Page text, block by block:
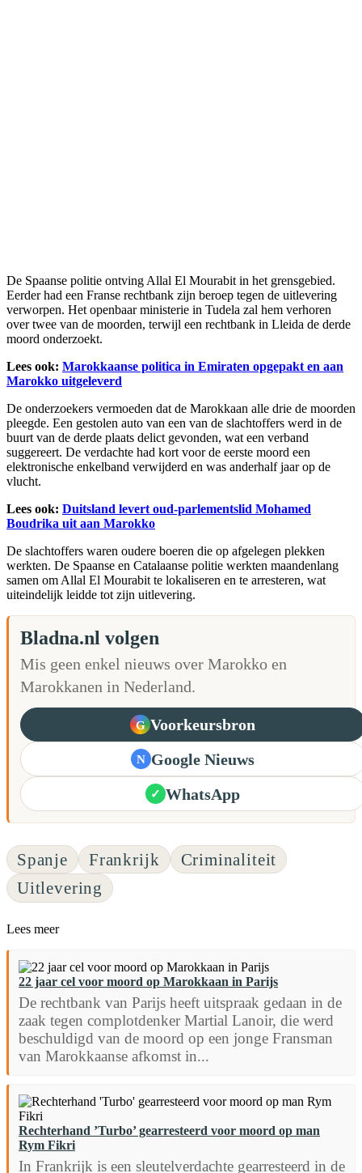
De Spaanse politie ontving Allal El Mourabit in het grensgebied.
Eerder had een Franse rechtbank zijn beroep tegen de uitlevering
verworpen. Het openbaar ministerie in Tudela zal hem verhoren
over twee van de moorden, terwijl een rechtbank in Lleida de derde
moord onderzoekt.
Lees ook: Marokkaanse politica in Emiraten opgepakt en aan
Marokko uitgeleverd
De onderzoekers vermoeden dat de Marokkaan alle drie de moorden
pleegde. Een gestolen auto van een van de slachtoffers werd in de
buurt van de derde plaats delict gevonden, wat een verband
suggereert. De verdachte had kort voor de eerste moord een
elektronische enkelband verwijderd en was anderhalf jaar op de
vlucht.
Lees ook: Duitsland levert oud-parlementslid Mohamed
Boudrika uit aan Marokko
De slachtoffers waren oudere boeren die op afgelegen plekken
werkten. De Spaanse en Catalaanse politie werkten maandenlang
samen om Allal El Mourabit te lokaliseren en te arresteren, wat
uiteindelijk leidde tot zijn uitlevering.
Bladna.nl volgen
Mis geen enkel nieuws over Marokko en
Marokkanen in Nederland.
G Voorkeursbron
N Google Nieuws
✓ WhatsApp
Spanje Frankrijk
Criminaliteit
Uitlevering
Lees meer
22 jaar cel voor moord op Marokkaan in Parijs
De rechtbank van Parijs heeft uitspraak gedaan in de
zaak tegen complotdenker Martial Lanoir, die werd
beschuldigd van de moord op een jonge Fransman
van Marokkaanse afkomst in...
Rechterhand ’Turbo’ gearresteerd voor moord op man
Rym Fikri
In Frankrijk is een sleutelverdachte gearresteerd in de